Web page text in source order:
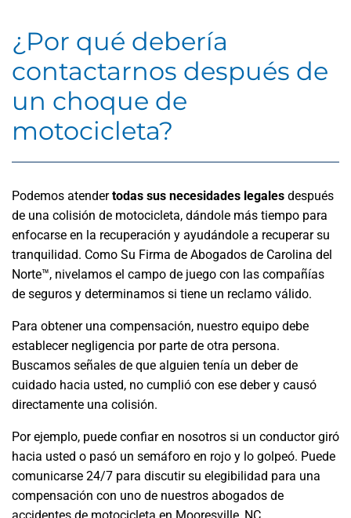
¿Por qué debería
contactarnos después de
un choque de
motocicleta?
Podemos atendertodas sus necesidades legales después
de una colisión de motocicleta, dándole más tiempo para
enfocarse en la recuperación y ayudándole a recuperar su
tranquilidad. Como Su Firma de Abogados de Carolina del
Norte™, nivelamos el campo de juego con las compañías
de seguros y determinamos si tiene un reclamo válido.
Para obtener una compensación, nuestro equipo debe
establecer negligencia por parte de otra persona.
Buscamos señales de que alguien tenía un deber de
cuidado hacia usted, no cumplió con ese deber y causó
directamente una colisión.
Por ejemplo, puede confiar en nosotros si un conductor giró
hacia usted o pasó un semáforo en rojo y lo golpeó. Puede
comunicarse 24/7 para discutir su elegibilidad para una
compensación con uno de nuestros abogados de